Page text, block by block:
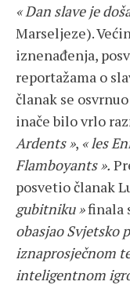
« Dan slave je
Marseljeze).
iznenađenja,
reportažama o
članak se
inače bilo vrlo
Ardents », « les
Flamboyants ».
posvetio članak
gubitniku »finala
obasjao Svjetsko
iznaprosječnom
inteligentnom